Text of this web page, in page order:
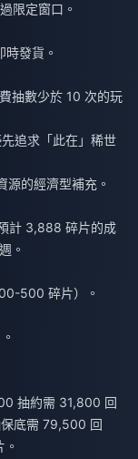
限定窗口。
發貨。
抽數少於 10 次的玩
追求「此在」稀世
源的經濟型補充。
計 3,888 碎片的成
。
500 碎片）。
抽約需 31,800 回
底需 79,500 回